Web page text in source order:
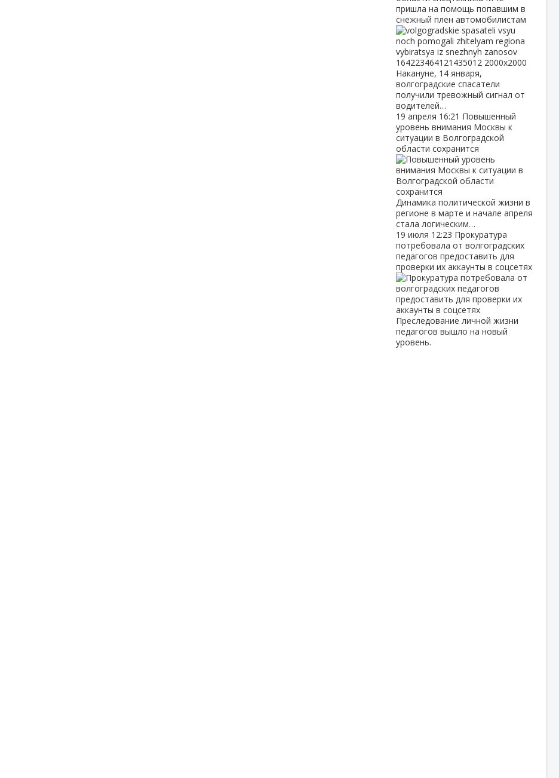
пришла на помощь попавшим в
снежный плен автомобилистам
Накануне, 14 января,
волгоградские спасатели
получили тревожный сигнал от
водителей…
19 апреля 16:21 Повышенный
уровень внимания Москвы к
ситуации в Волгоградской
области сохранится
Динамика политической жизни в
регионе в марте и начале апреля
стала логическим…
19 июля 12:23 Прокуратура
потребовала от волгоградских
педагогов предоставить для
проверки их аккаунты в соцсетях
Преследование личной жизни
педагогов вышло на новый
уровень.